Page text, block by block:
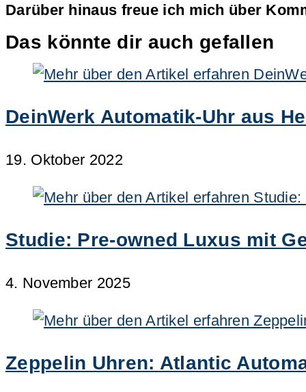
Darüber hinaus freue ich mich über
Das könnte dir auch gefallen
DeinWerk Automatik-Uhr aus
19. Oktober 2022
Studie: Pre-owned Luxus mit
4. November 2025
Zeppelin Uhren: Atlantic